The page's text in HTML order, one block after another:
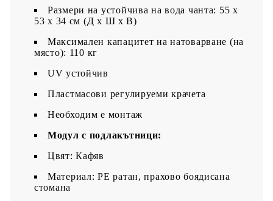
Размери на устойчива на вода чанта: 55 x
53 x 34 см (Д x Ш x В)
Максимален капацитет на натоварване (на
място): 110 кг
UV устойчив
Пластмасови регулируеми крачета
Необходим е монтаж
Модул с подлакътници:
Цвят: Кафяв
Материал: PE ратан, прахово боядисана
стомана